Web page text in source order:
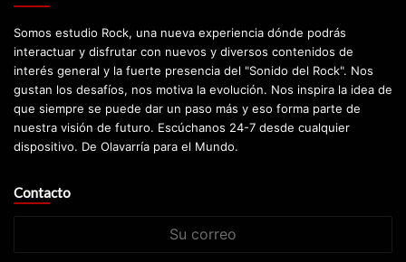
Somos estudio Rock, una nueva experiencia dónde podrás
interactuar y disfrutar con nuevos y diversos contenidos de
interés general y la fuerte presencia del "Sonido del Rock". Nos
gustan los desafíos, nos motiva la evolución. Nos inspira la idea de
que siempre se puede dar un paso más y eso forma parte de
nuestra visión de futuro. Escúchanos 24-7 desde cualquier
dispositivo. De Olavarría para el Mundo.
Contacto